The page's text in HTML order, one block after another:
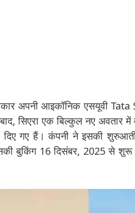
अपनी आइकॉनिक एसयूवी Tata
सिएरा एक बिल्कुल नए अवतार में
दिए गए हैं। कंपनी ने इसकी
बुकिंग 16 दिसंबर, 2025 से शुरू